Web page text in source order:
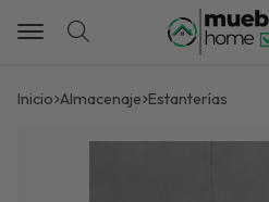
Buscar
Inicio almacenaje estanterías